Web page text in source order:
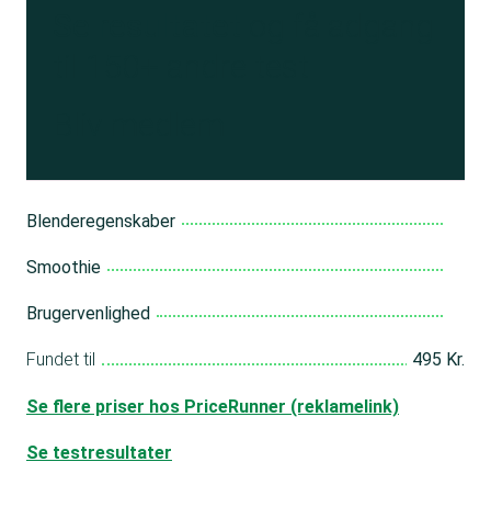
Blenderegenskaber
Smoothie
Brugervenlighed
Fundet til 495 Kr.
Se flere priser hos PriceRunner (reklamelink)
Se testresultater